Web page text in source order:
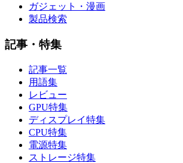
ガジェット・漫画
製品検索
記事・特集
記事一覧
用語集
レビュー
GPU特集
ディスプレイ特集
CPU特集
電源特集
ストレージ特集